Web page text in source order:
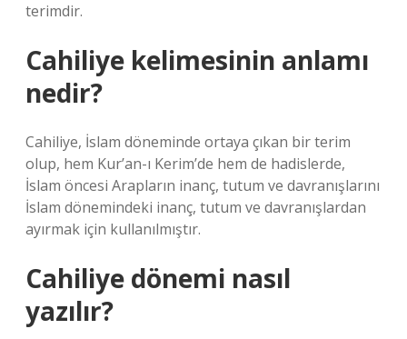
terimdir.
Cahiliye kelimesinin anlamı
nedir?
Cahiliye, İslam döneminde ortaya çıkan bir terim
olup, hem Kur’an-ı Kerim’de hem de hadislerde,
İslam öncesi Arapların inanç, tutum ve davranışlarını
İslam dönemindeki inanç, tutum ve davranışlardan
ayırmak için kullanılmıştır.
Cahiliye dönemi nasıl
yazılır?